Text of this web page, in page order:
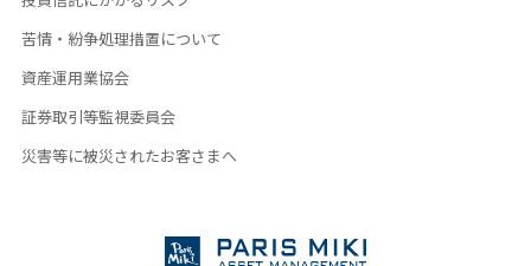
苦情・紛争処理措置について
資産運用業協会
証券取引等監視委員会
災害等に被災されたお客さまへ